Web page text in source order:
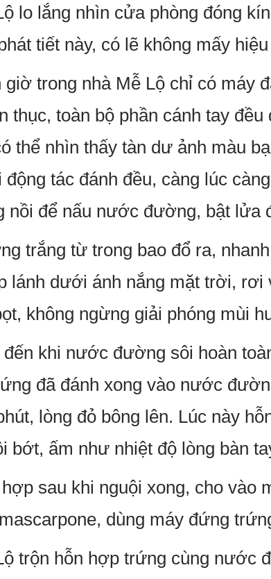
lo lắng nhìn cửa phòng đóng
tiết này, có lẽ không mấy
giờ trong nhà Mễ Lộ chỉ có máy
thục, toàn bộ phần cánh tay
thể nhìn thấy tàn dư ảnh màu
tác đánh đều, càng lúc
nồi để nấu nước đường, bật lửa
trắng từ trong bao đổ ra,
lánh dưới ánh nắng mặt trời,
không ngừng giải phóng mùi
khi nước đường sôi hoàn
đã đánh xong vào nước
lòng đỏ bông lên. Lúc này
bớt, ấm như nhiệt độ lòng bàn
sau khi nguội xong, cho vào
dùng máy đứng
trộn hỗn hợp trứng cùng nước